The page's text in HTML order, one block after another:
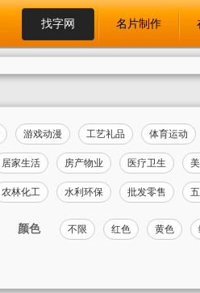
找字网 名片制作
游戏动漫 工艺礼品 体育运动
居家生活 房产物业 医疗卫生
农林化工 水利环保 批发零售
颜色 不限 红色 黄色